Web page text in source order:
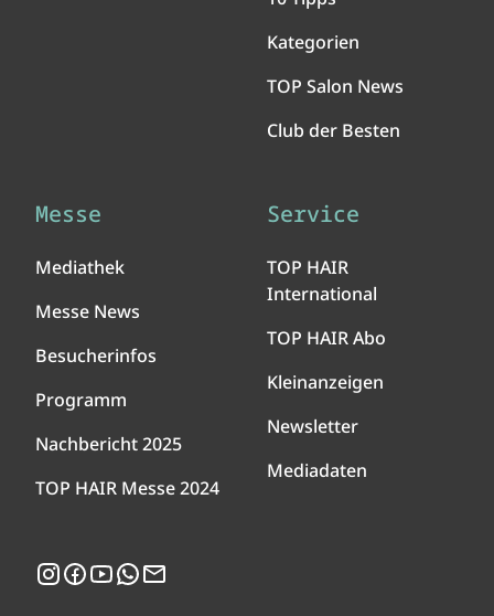
Kategorien
TOP Salon News
Club der Besten
Messe
Mediathek
Messe News
Besucherinfos
Programm
Nachbericht 2025
TOP HAIR Messe 2024
Service
TOP HAIR
International
TOP HAIR Abo
Kleinanzeigen
Newsletter
Mediadaten
Instagram
Facebook
YouTubeWhatsApp